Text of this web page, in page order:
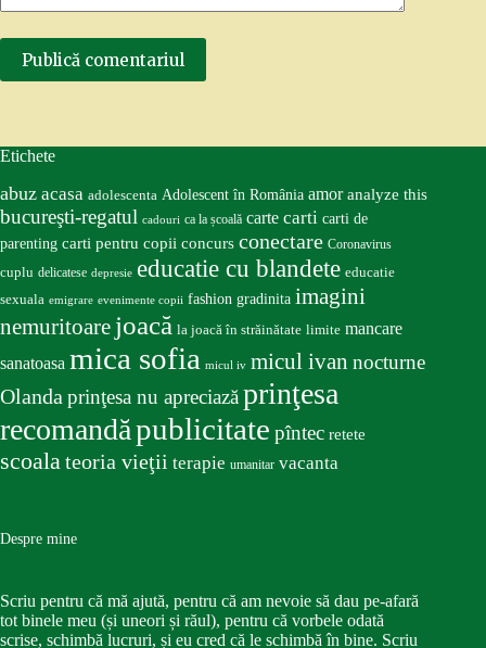
Publică comentariul
Etichete
abuz acasa adolescenta Adolescent în România amor analyze this
bucureşti-regatul cadouri ca la școală carte carti carti de
parenting carti pentru copii concurs conectare Coronavirus
cuplu delicatese depresie educatie cu blandete educatie
sexuala emigrare evenimente copii fashion gradinita imagini
nemuritoare joacă la joacă în străinătate limite mancare
sanatoasa mica sofia micul iv micul ivan nocturne
Olandaprinţesa nu apreciazăprinţesa
recomandăpublicitate pîntec retete
scoalateoria vieţii terapie umanitar vacanta
Despre mine
Scriu pentru că mă ajută, pentru că am nevoie să dau pe-afară
tot binele meu (și uneori și răul), pentru că vorbele odată
scrise, schimbă lucruri, și eu cred că le schimbă în bine. Scriu